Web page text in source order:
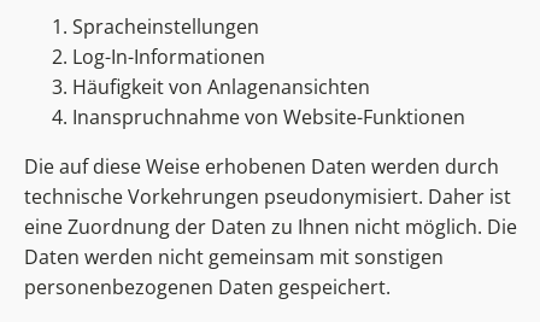
Spracheinstellungen
Log-In-Informationen
Häufigkeit von Anlagenansichten
Inanspruchnahme von Website-Funktionen
Die auf diese Weise erhobenen Daten werden durch
technische Vorkehrungen pseudonymisiert. Daher ist
eine Zuordnung der Daten zu Ihnen nicht möglich. Die
Daten werden nicht gemeinsam mit sonstigen
personenbezogenen Daten gespeichert.